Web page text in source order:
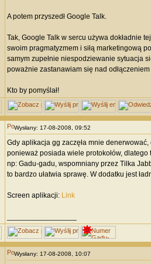
A potem przyszedł Google Talk.
Tak, Google Talk w sercu używa dokładnie
swoim pragmatyzmem i siłą marketingową
samym zupełnie niespodziewanie sytuacja
poważnie zastanawiam się nad
Kto by pomyślał!
Wysłany: 17-08-2008, 09:52
Gdy aplikacja gg zaczęła mnie
ponieważ posiada wiele protokołów,
np: Gadu-gadu, wspomniany przez Tilka
to bardzo ułatwia sprawę. W dodatku jest
Screen aplikacji: Link
Wysłany: 17-08-2008, 10:07